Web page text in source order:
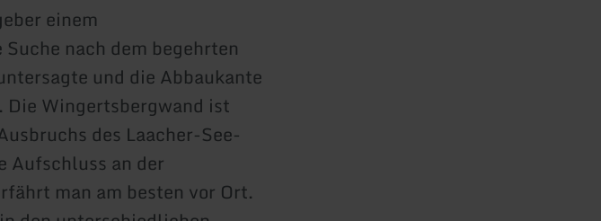
einem
nach dem begehrten
und die Abbaukante
Wingertsbergwand ist
des Laacher-See-
Aufschluss an der
man am besten vor Ort.